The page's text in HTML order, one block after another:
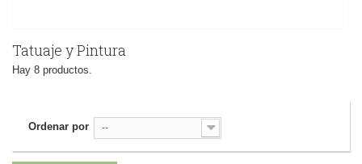
Tatuaje y Pintura
Hay 8 productos.
Ordenar por --